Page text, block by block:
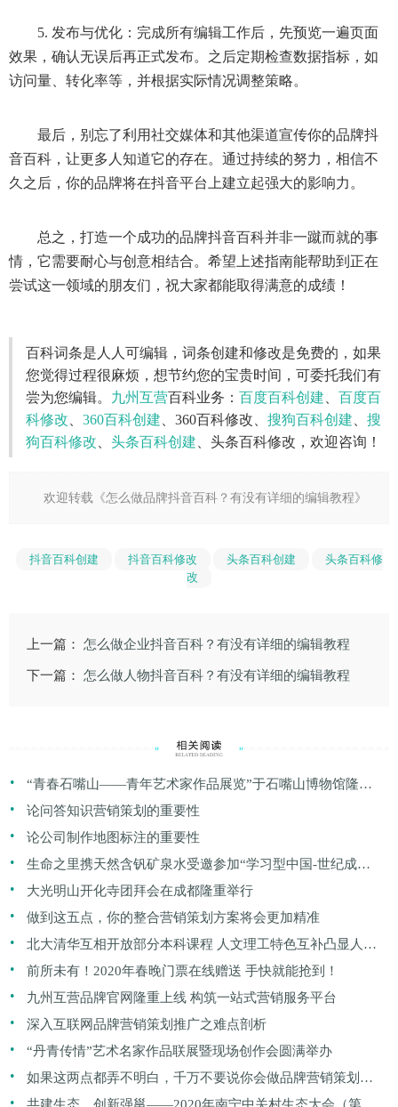
5. 发布与优化：完成所有编辑工作后，先预览一遍页面
效果，确认无误后再正式发布。之后定期检查数据指标，如
访问量、转化率等，并根据实际情况调整策略。
最后，别忘了利用社交媒体和其他渠道宣传你的品牌抖
音百科，让更多人知道它的存在。通过持续的努力，相信不
久之后，你的品牌将在抖音平台上建立起强大的影响力。
总之，打造一个成功的品牌抖音百科并非一蹴而就的事
情，它需要耐心与创意相结合。希望上述指南能帮助到正在
尝试这一领域的朋友们，祝大家都能取得满意的成绩！
百科词条是人人可编辑，词条创建和修改是免费的，如果
您觉得过程很麻烦，想节约您的宝贵时间，可委托我们有
尝为您编辑。 九州互营百科业务： 百度百科创建
百度百
科修改
360百科创建 、360百科修改、 搜狗百科创建
搜
狗百科修改
头条百科创建 、头条百科修改，欢迎咨询！
欢迎转载《怎么做品牌抖音百科？有没有详细的编辑教程》
抖音百科创建 抖音百科修改 头条百科创建
头条百科修
改
上一篇： 怎么做企业抖音百科？有没有详细的编辑教程
下一篇： 怎么做人物抖音百科？有没有详细的编辑教程
.
“青春石嘴山——青年艺术家作品展览”于石嘴山博物馆隆重
开幕
. 论问答知识营销策划的重要性
. 论公司制作地图标注的重要性
.
生命之里携天然含钒矿泉水受邀参加“学习型中国-世纪成功
论坛”
. 大光明山开化寺团拜会在成都隆重举行
. 做到这五点，你的整合营销策划方案将会更加精准
.
北大清华互相开放部分本科课程 人文理工特色互补凸显人性
化
. 前所未有！2020年春晚门票在线赠送 手快就能抢到！
. 九州互营品牌官网隆重上线 构筑一站式营销服务平台
. 深入互联网品牌营销策划推广之难点剖析
. “丹青传情”艺术名家作品联展暨现场创作会圆满举办
.
如果这两点都弄不明白，千万不要说你会做品牌营销策划推
.